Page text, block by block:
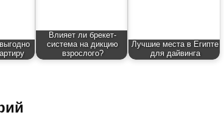
Влияет ли брекет-
система на дикцию
взрослого?
Лучшие места в Египте
для дайвинга